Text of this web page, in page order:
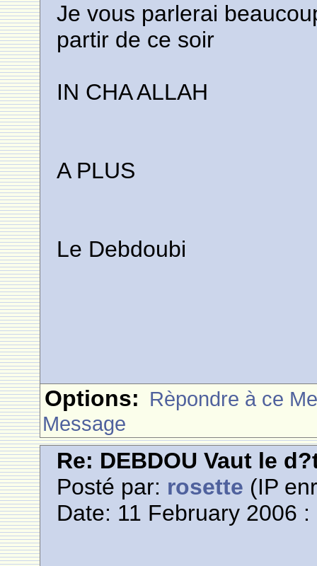
Je vous parlerai
partir de ce soir
IN CHA ALLAH
A PLUS
Le Debdoubi
Options: Rèpondre à ce
Message
Re: DEBDOU Vaut le
Posté par: rosette (IP
Date: 11 February 2006 :